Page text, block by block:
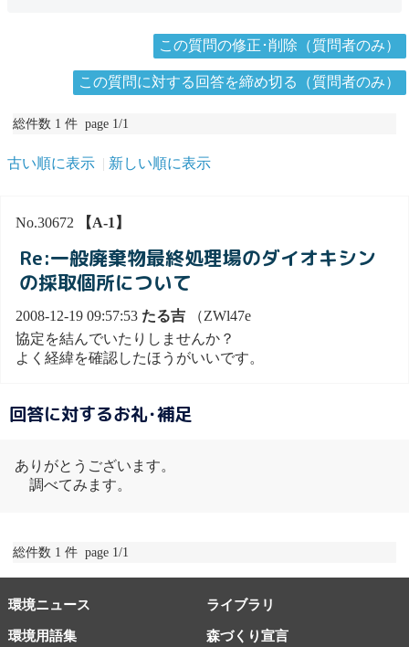
この質問の修正･削除（質問者のみ）
この質問に対する回答を締め切る（質問者のみ）
総件数 1 件 page 1/1
古い順に表示 新しい順に表示
No.30672 【A-1】
Re:一般廃棄物最終処理場のダイオキシン
の採取個所について
2008-12-19 09:57:53 たる吉 （ZWl47e
協定を結んでいたりしませんか？
よく経緯を確認したほうがいいです。
回答に対するお礼･補足
ありがとうございます。
調べてみます。
総件数 1 件 page 1/1
環境ニュース ライブラリ
環境用語集 森づくり宣言